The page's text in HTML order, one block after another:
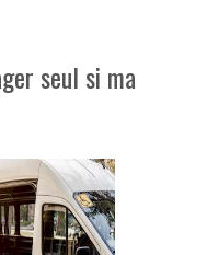
seul si ma